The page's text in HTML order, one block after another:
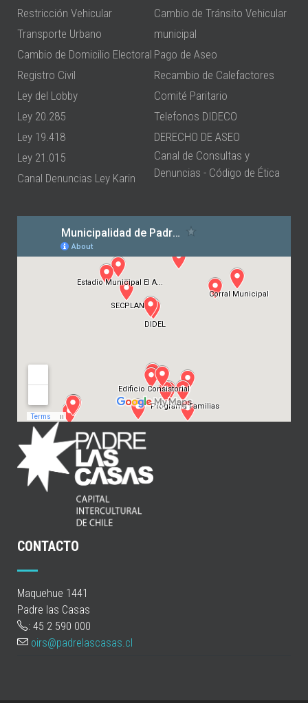
Restricción Vehicular
Transporte Urbano
Cambio de Domicilio Electoral
Registro Civil
Ley del Lobby
Ley 20.285
Ley 19.418
Ley 21.015
Canal Denuncias Ley Karin
Cambio de Tránsito Vehicular
municipal
Pago de Aseo
Recambio de Calefactores
Comité Paritario
Telefonos DIDECO
DERECHO DE ASEO
Canal de Consultas y
Denuncias - Código de Ética
CONTACTO
Maquehue 1441
Padre las Casas
: 45 2 590 000
oirs@padrelascasas.cl